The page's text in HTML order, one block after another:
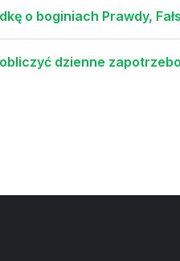
o boginiach Prawdy,
obliczyć dzienne